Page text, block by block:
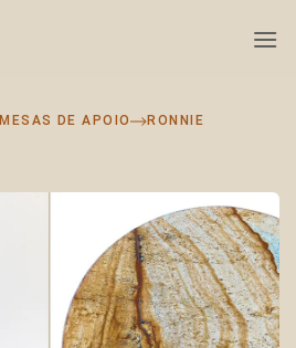
MESAS DE APOIO RONNIE